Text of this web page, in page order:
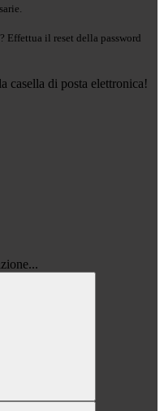
Effettua il reset della password
casella di posta elettronica!